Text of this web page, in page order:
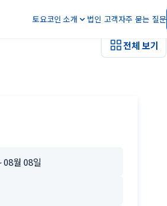
토요코인 소개 법인 고객자주 묻는 질문
전체 보기